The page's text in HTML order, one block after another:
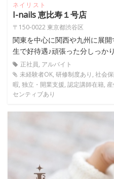
ネイリスト
I-nails 恵比寿１号店
〒150-0022 東京都渋谷区
関東を中心に関西や九州に展
生で好待遇♪頑張った分しっか
正社員, アルバイト
未経験者OK, 研修制度あり, 社会
暇, 独立・開業支援, 認定講師在籍,
センティブあり